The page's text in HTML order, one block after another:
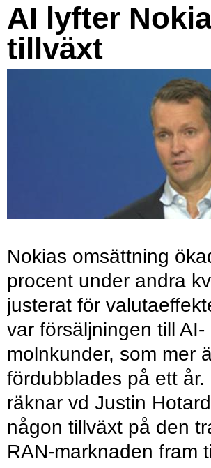
AI lyfter
tillväxt
Nokias omsättning
procent under andra
justerat för
var försäljningen till AI-
molnkunder, som mer
fördubblades på ett år.
räknar vd Justin
någon tillväxt på den
RAN-marknaden fram